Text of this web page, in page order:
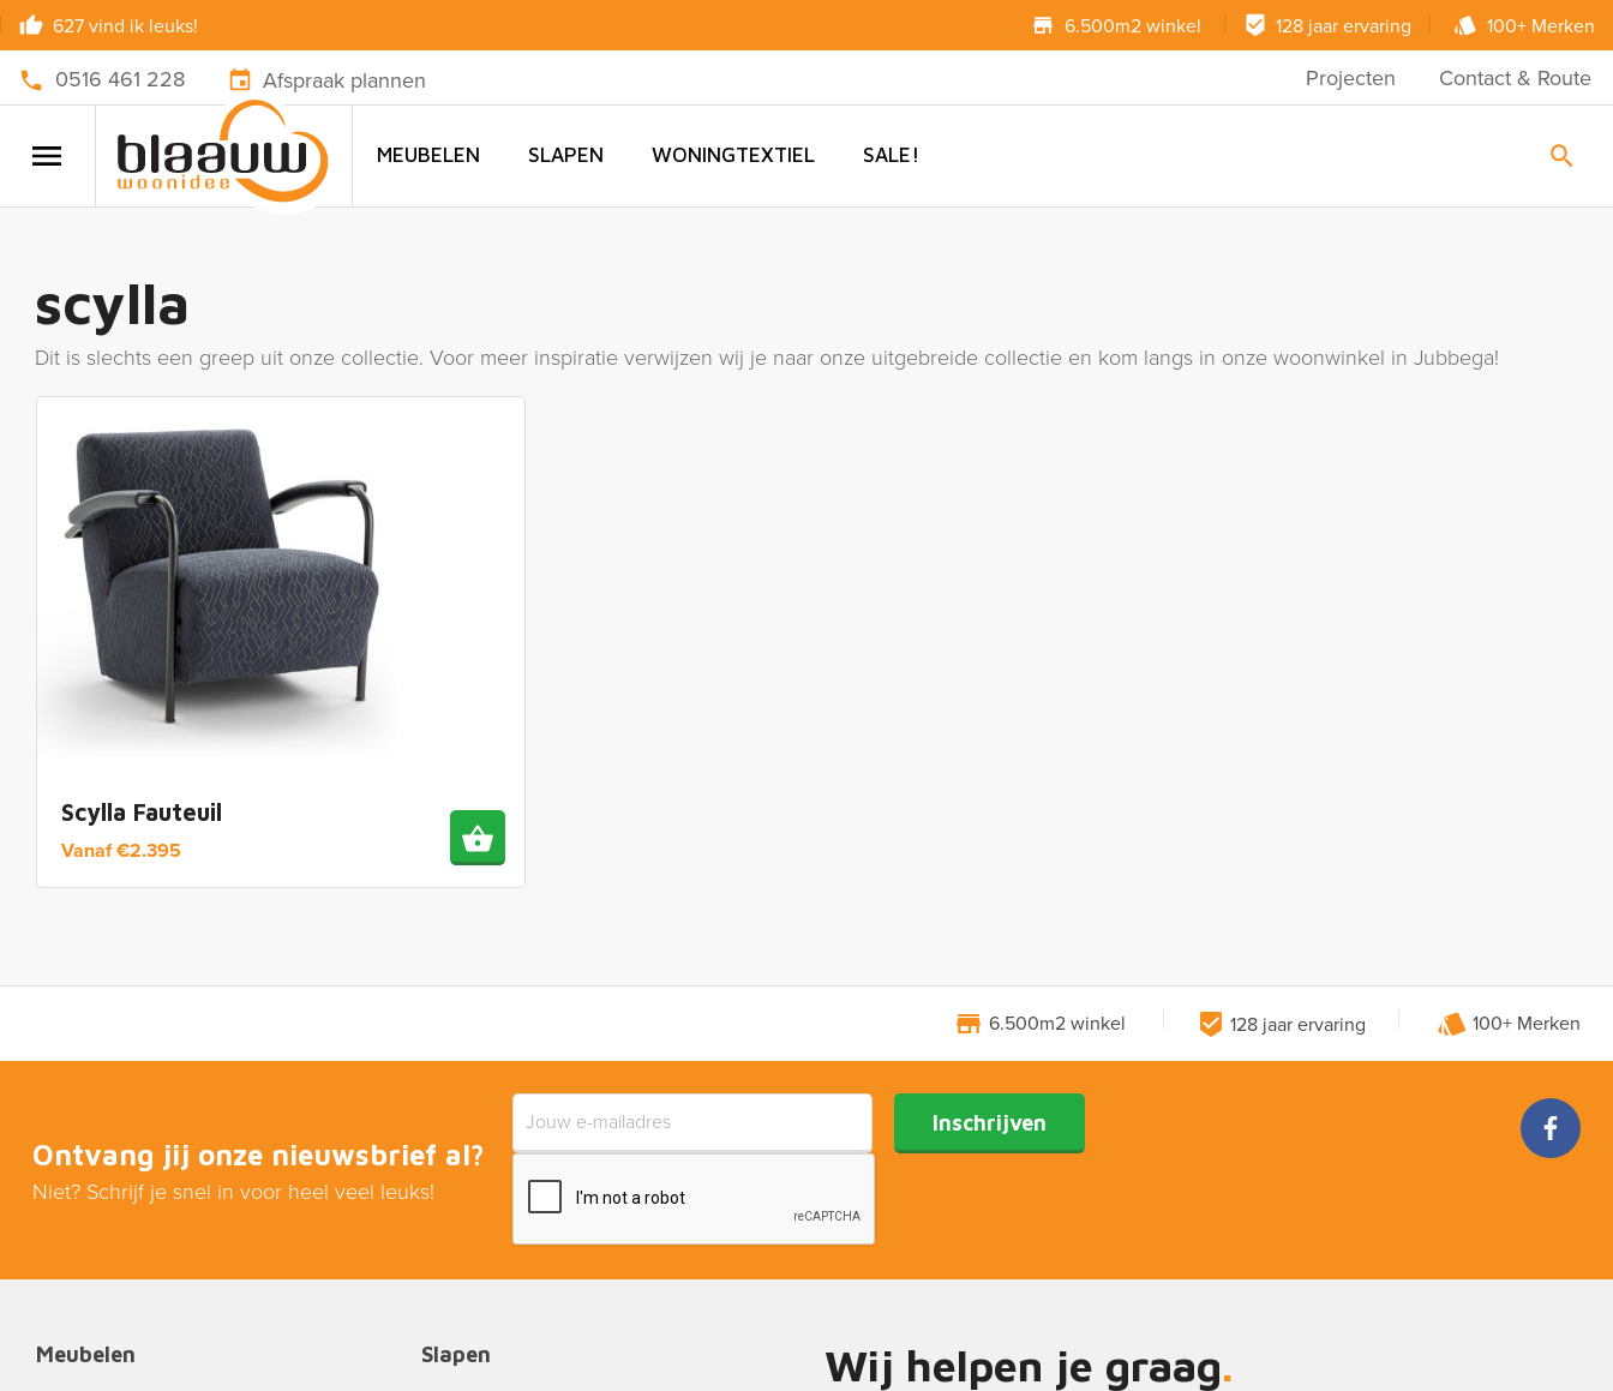
627 vind ik leuks! 6.500m2 winkel 128 jaar ervaring 100+ Merken
0516 461 228 Afspraak plannen Projecten Contact & Route
MEUBELEN SLAPEN WONINGTEXTIEL SALE!
scylla
Dit is slechts een greep uit onze collectie. Voor meer inspiratie verwijzen wij je naar onze uitgebreide collectie en kom langs in onze woonwinkel in Jubbega!
Scylla Fauteuil
Vanaf€2.395
6.500m2 winkel 128 jaar ervaring 100+ Merken
Ontvang jij onze nieuwsbrief al?
Niet? Schrijf je snel in voor heel veel leuks!
Inschrijven
Meubelen Slapen Wij helpen je graag